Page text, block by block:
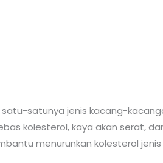
satunya jenis kacang-
kolesterol, kaya akan serat,
menurunkan kolesterol jenis